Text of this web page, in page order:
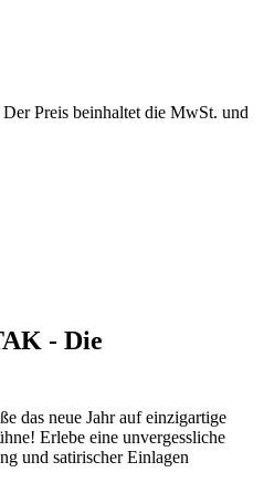
Preis beinhaltet die MwSt. und
- Die
das neue Jahr auf einzigartige
Erlebe eine unvergessliche
und satirischer Einlagen